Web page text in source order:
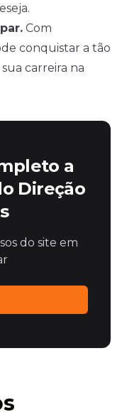
Com
conquistar a tão
carreira na
a
Direção
do site em